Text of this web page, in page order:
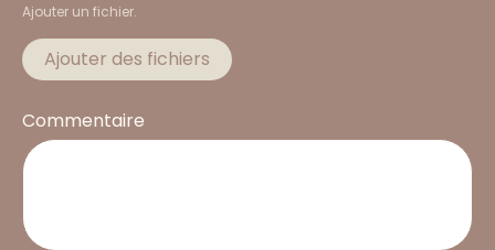
Ajouter un fichier.
Ajouter des fichiers
Commentaire